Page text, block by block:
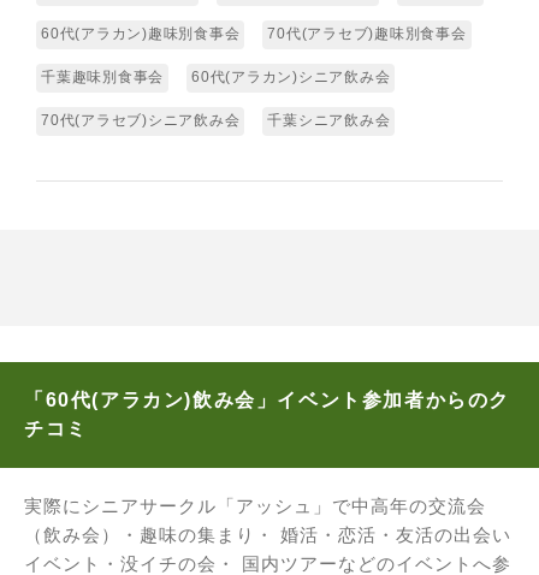
60代(アラカン)趣味別食事会 70代(アラセブ)趣味別食事会
千葉趣味別食事会 60代(アラカン)シニア飲み会
70代(アラセブ)シニア飲み会 千葉シニア飲み会
「60代(アラカン)飲み会」イベント参加者からのク
チコミ
実際にシニアサークル「アッシュ」で中高年の交流会
（飲み会）・趣味の集まり・ 婚活・恋活・友活の出会い
イベント・没イチの会・ 国内ツアーなどのイベントへ参